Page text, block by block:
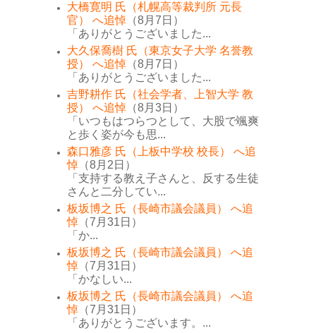
大橋寛明 氏（札幌高等裁判所 元長
官） へ追悼 （8月7日）
「ありがとうございました...
大久保喬樹 氏（東京女子大学 名誉教
授） へ追悼 （8月7日）
「ありがとうございました...
吉野耕作 氏（社会学者、上智大学 教
授） へ追悼 （8月3日）
「いつもはつらつとして、大股で颯爽
と歩く姿が今も思...
森口雅彦 氏（上板中学校 校長） へ追
悼 （8月2日）
「支持する教え子さんと、反する生徒
さんと二分してい...
板坂博之 氏（長崎市議会議員） へ追
悼 （7月31日）
「か...
板坂博之 氏（長崎市議会議員） へ追
悼 （7月31日）
「かなしい...
板坂博之 氏（長崎市議会議員） へ追
悼 （7月31日）
「ありがとうございます。...